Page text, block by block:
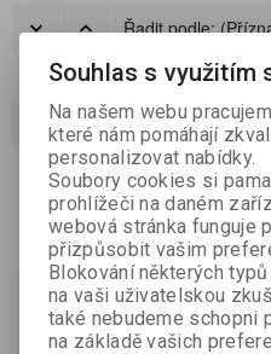
Řadit podle:
Strana1z1
Počet na
Souhlas s využitím
Na našem webu
které nám pomáhají
personalizovat nabídky.
Soubory cookies si
prohlížeči na daném
webová stránka funguje
přizpůsobit vašim
Blokování některých
na vaši uživatelskou
také nebudeme schopni
na základě vašich